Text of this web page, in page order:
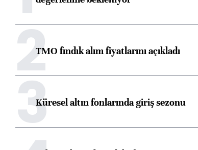
2TMO fındık alım fiyatlarını açıkladı
3Küresel altın fonlarında giriş sezonu